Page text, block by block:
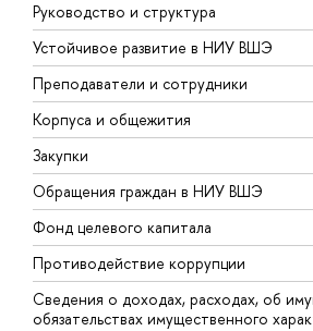
Руководство и структура
Устойчивое развитие в НИУ ВШЭ
Преподаватели и сотрудники
Корпуса и общежития
Закупки
Обращения граждан в НИУ ВШЭ
Фонд целевого капитала
Противодействие коррупции
Сведения о доходах, расходах, об
обязательствах имущественного